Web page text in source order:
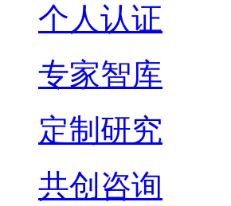
个人认证
专家智库
定制研究
共创咨询